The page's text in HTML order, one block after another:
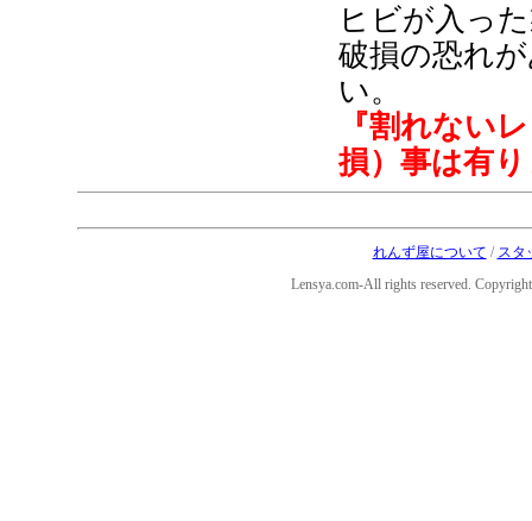
ヒビが入っ
破損の恐れ
い。
『割れない
損）事は有